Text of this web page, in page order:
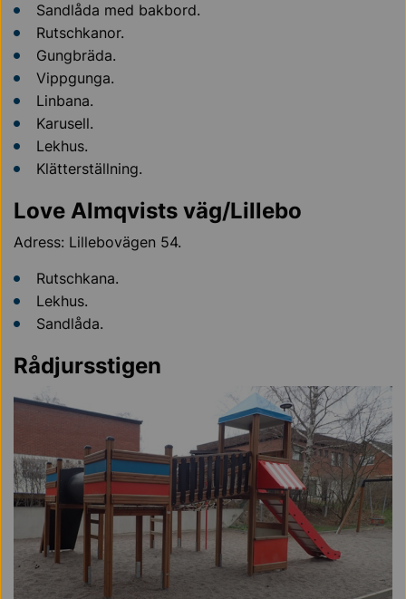
Sandlåda med bakbord.
Rutschkanor.
Gungbräda.
Vippgunga.
Linbana.
Karusell.
Lekhus.
Klätterställning.
Love Almqvists väg/Lillebo
Adress: Lillebovägen 54.
Rutschkana.
Lekhus.
Sandlåda.
Rådjursstigen